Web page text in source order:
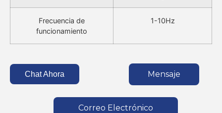
Frecuencia de
funcionamiento
1-10Hz
Chat Ahora Mensaje
Correo Electrónico